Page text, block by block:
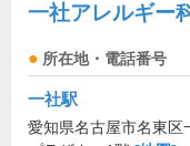
一社アレルギー
所在地・電話番号
一社駅
愛知県名古屋市名東区